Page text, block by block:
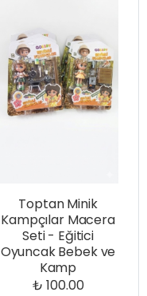
Toptan Minik
Kampçılar Macera
Seti - Eğitici
Oyuncak Bebek ve
Kamp
₺ 100.00